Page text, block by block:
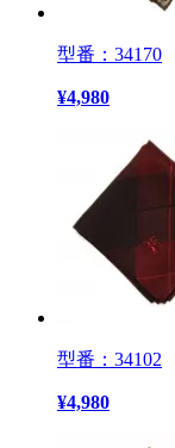
型番：34170
¥4,980
型番：34102
¥4,980